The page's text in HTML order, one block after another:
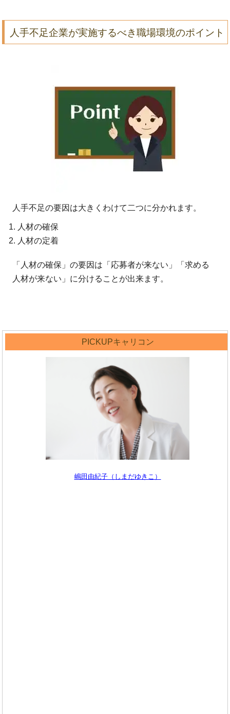
人手不足企業が実施するべき職場環境のポイント
人手不足の要因は大きくわけて二つに分かれます。
人材の確保
人材の定着
「人材の確保」の要因は「応募者が来ない」「求める
人材が来ない」に分けることが出来ます。
PICKUPキャリコン
嶋田由紀子（しまだゆきこ）